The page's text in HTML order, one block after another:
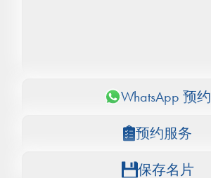
WhatsApp 预约
预约服务
保存名片